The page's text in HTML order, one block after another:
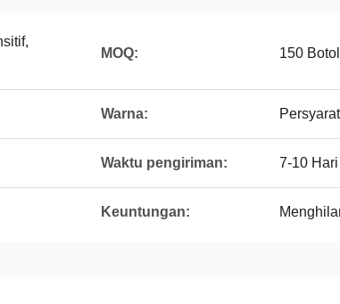
MOQ: 150 Botol
Warna:
Waktu pengiriman: 7-10 Hari
Keuntungan: